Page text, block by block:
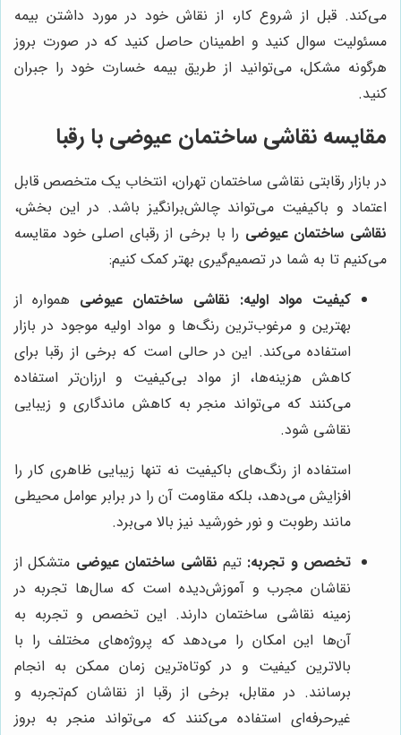
می‌کند. قبل از شروع کار، از نقاش خود در مورد داشتن بیمه
مسئولیت سوال کنید و اطمینان حاصل کنید که در صورت بروز
هرگونه مشکل، می‌توانید از طریق بیمه خسارت خود را جبران
کنید.
مقایسه نقاشی ساختمان عیوضی با رقبا
در بازار رقابتی نقاشی ساختمان تهران، انتخاب یک متخصص قابل
اعتماد و باکیفیت می‌تواند چالش‌برانگیز باشد. در این بخش،
نقاشی ساختمان عیوضی را با برخی از رقبای اصلی خود مقایسه
می‌کنیم تا به شما در تصمیم‌گیری بهتر کمک کنیم:
کیفیت مواد اولیه: نقاشی ساختمان عیوضی همواره از
بهترین و مرغوب‌ترین رنگ‌ها و مواد اولیه موجود در بازار
استفاده می‌کند. این در حالی است که برخی از رقبا برای
کاهش هزینه‌ها، از مواد بی‌کیفیت و ارزان‌تر استفاده
می‌کنند که می‌تواند منجر به کاهش ماندگاری و زیبایی
نقاشی شود.
استفاده از رنگ‌های باکیفیت نه تنها زیبایی ظاهری کار را
افزایش می‌دهد، بلکه مقاومت آن را در برابر عوامل محیطی
مانند رطوبت و نور خورشید نیز بالا می‌برد.
تخصص و تجربه: تیم نقاشی ساختمان عیوضی متشکل از
نقاشان مجرب و آموزش‌دیده است که سال‌ها تجربه در
زمینه نقاشی ساختمان دارند. این تخصص و تجربه به
آن‌ها این امکان را می‌دهد که پروژه‌های مختلف را با
بالاترین کیفیت و در کوتاه‌ترین زمان ممکن به انجام
برسانند. در مقابل، برخی از رقبا از نقاشان کم‌تجربه و
غیرحرفه‌ای استفاده می‌کنند که می‌تواند منجر به بروز